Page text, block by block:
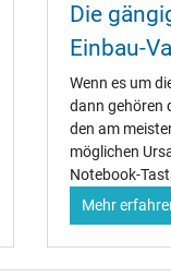
Die
Einbau-
Wenn es um
dann gehören
den am
möglichen
Notebook-
Mehr